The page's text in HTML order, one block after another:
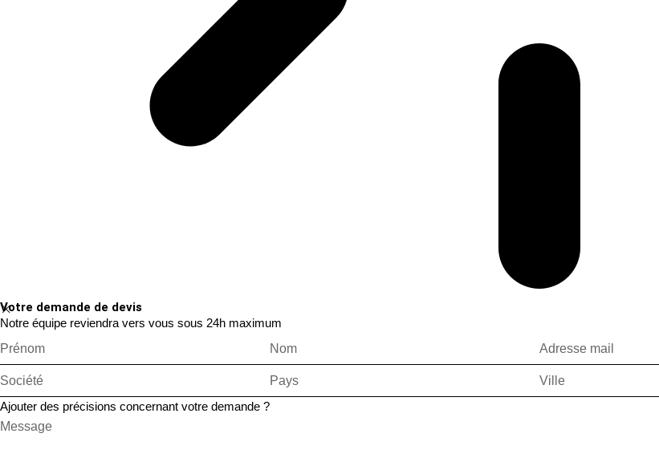
Votre demande de devis
Notre équipe reviendra vers vous sous 24h maximum
Ajouter des précisions concernant votre demande ?